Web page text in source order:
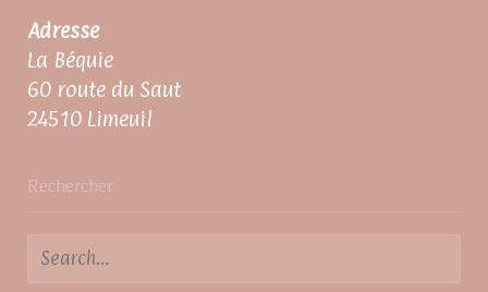
Adresse
La Béquie
60 route du Saut
24510 Limeuil
Rechercher